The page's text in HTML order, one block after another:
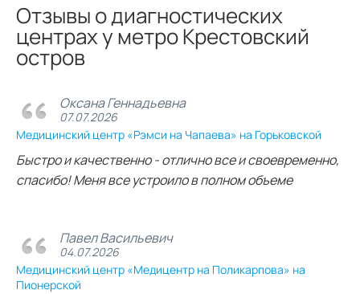
Отзывы о диагностических
центрах у метро Крестовский
остров
Оксана Геннадьевна
07.07.2026
Медицинский центр «Рэмси на Чапаева» на Горьковской
Быстро и качественно - отлично все и своевременно,
спасибо! Меня все устроило в полном объеме
Павел Васильевич
04.07.2026
Медицинский центр «Медицентр на Поликарпова» на
Пионерской